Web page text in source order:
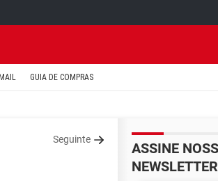
GUIA DE COMPRAS
Seguinte
ASSINE